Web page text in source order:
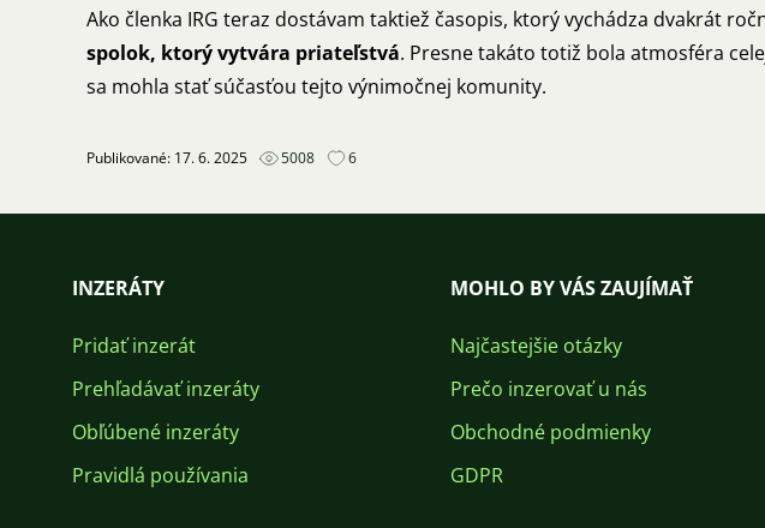
Ako členka IRG teraz dostávam taktiež časopis, ktorý vychádza dvakrát
spolok, ktorý vytvára priateľstvá. Presne takáto totiž bola atmosféra
sa mohla stať súčasťou tejto výnimočnej komunity.
Publikované: 17. 6. 2025 5008 6
INZERÁTY
Pridať inzerát
Prehľadávať inzeráty
Obľúbené inzeráty
Pravidlá používania
MOHLO BY VÁS ZAUJÍMAŤ
Najčastejšie otázky
Prečo inzerovať u nás
Obchodné podmienky
GDPR